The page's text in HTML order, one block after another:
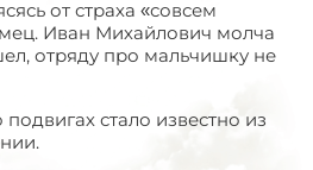
от страха «совсем
Иван Михайлович молча
отряду про мальчишку не
стало известно из